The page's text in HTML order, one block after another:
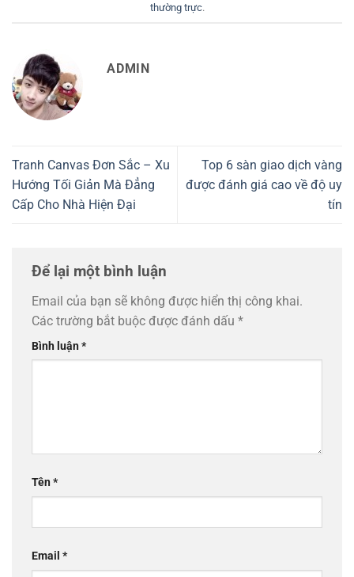
thường trực.
ADMIN
Tranh Canvas Đơn Sắc – Xu
Hướng Tối Giản Mà Đẳng
Cấp Cho Nhà Hiện Đại
Top 6 sàn giao dịch vàng
được đánh giá cao về độ uy
tín
Để lại một bình luận
Email của bạn sẽ không được hiển thị công khai.
Các trường bắt buộc được đánh dấu *
Bình luận*
Tên*
Email *